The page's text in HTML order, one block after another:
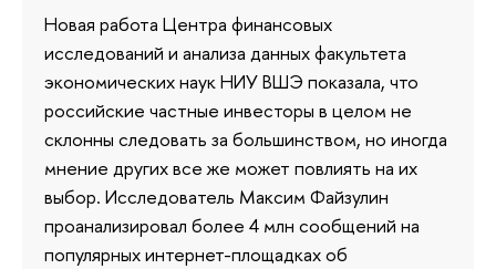
Новая работа Центра финансовых
исследований и анализа данных факультета
экономических наук НИУ ВШЭ показала, что
российские частные инвесторы в целом не
склонны следовать за большинством, но иногда
мнение других все же может повлиять на их
выбор. Исследователь Максим Файзулин
проанализировал более 4 млн сообщений на
популярных интернет-площадках об